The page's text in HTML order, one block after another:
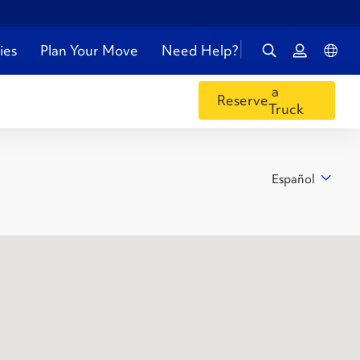
Plan Your Move Need Help?
Reservea
Truck
Español